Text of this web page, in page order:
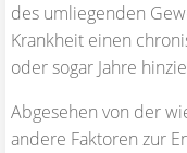
des umliegenden
Krankheit einen
oder sogar Jahre
Abgesehen von der
andere Faktoren zur